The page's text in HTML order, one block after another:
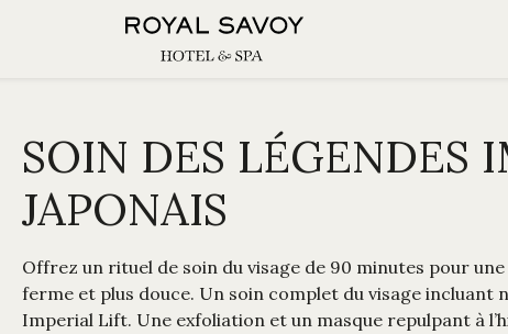
SOIN DES LÉGENDES
JAPONAIS
Offrez un rituel de soin du visage de 90 minutes pour
ferme et plus douce. Un soin complet du visage incluant
Imperial Lift. Une exfoliation et un masque repulpant à